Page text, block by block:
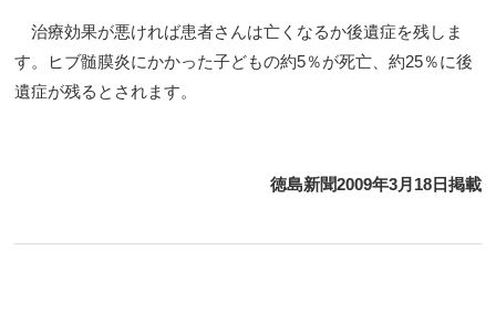
治療効果が悪ければ患者さんは亡くなるか後遺症を残しま
す。ヒブ髄膜炎にかかった子どもの約5％が死亡、約25％に後
遺症が残るとされます。
徳島新聞2009年3月18日掲載